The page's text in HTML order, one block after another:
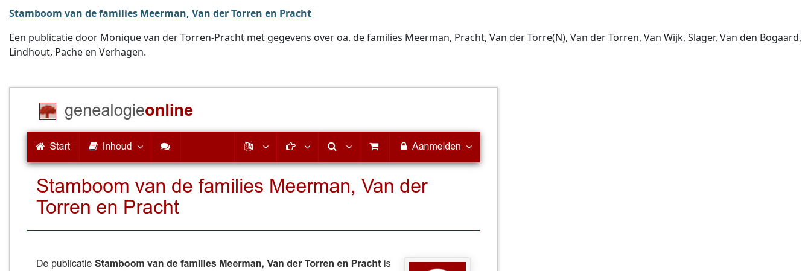
Stamboom van de families Meerman, Van der Torren en Pracht
Een publicatie door Monique van der Torren-Pracht met gegevens over oa. de families Meerman, Pracht, Van der Torre(N), Van der Torren, Van Wijk, Slager, Van den Bogaard,
Lindhout, Pache en Verhagen.